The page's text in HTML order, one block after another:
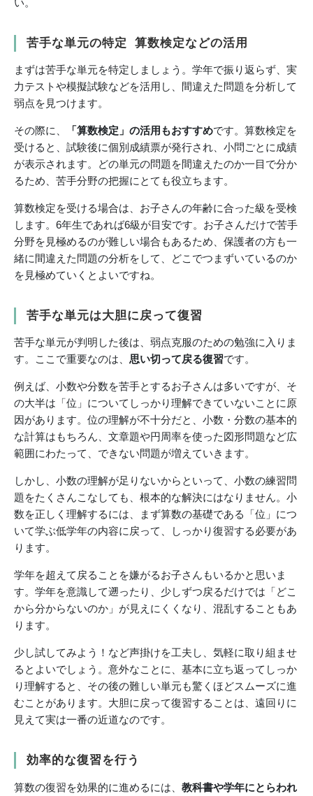
苦手な単元の特定 算数検定などの活用
まずは苦手な単元を特定しましょう。学年で振り返らず、実
力テストや模擬試験などを活用し、間違えた問題を分析して
弱点を見つけます。
その際に、 「算数検定」の活用もおすすめです。算数検定を
受けると、試験後に個別成績票が発行され、小問ごとに成績
が表示されます。どの単元の問題を間違えたのか一目で分か
るため、苦手分野の把握にとても役立ちます。
算数検定を受ける場合は、お子さんの年齢に合った級を受検
します。6年生であれば6級が目安です。お子さんだけで苦手
分野を見極めるのが難しい場合もあるため、保護者の方も一
緒に間違えた問題の分析をして、どこでつまずいているのか
を見極めていくとよいですね。
苦手な単元は大胆に戻って復習
苦手な単元が判明した後は、弱点克服のための勉強に入りま
す。ここで重要なのは、 思い切って戻る復習です。
例えば、小数や分数を苦手とするお子さんは多いですが、そ
の大半は「位」についてしっかり理解できていないことに原
因があります。位の理解が不十分だと、小数・分数の基本的
な計算はもちろん、文章題や円周率を使った図形問題など広
範囲にわたって、できない問題が増えていきます。
しかし、小数の理解が足りないからといって、小数の練習問
題をたくさんこなしても、根本的な解決にはなりません。小
数を正しく理解するには、まず算数の基礎である「位」につ
いて学ぶ低学年の内容に戻って、しっかり復習する必要があ
ります。
学年を超えて戻ることを嫌がるお子さんもいるかと思いま
す。学年を意識して遡ったり、少しずつ戻るだけでは「どこ
から分からないのか」が見えにくくなり、混乱することもあ
ります。
少し試してみよう！など声掛けを工夫し、気軽に取り組ませ
るとよいでしょう。意外なことに、基本に立ち返ってしっか
り理解すると、その後の難しい単元も驚くほどスムーズに進
むことがあります。大胆に戻って復習することは、遠回りに
見えて実は一番の近道なのです。
効率的な復習を行う
算数の復習を効果的に進めるには、 教科書や学年にとらわれ